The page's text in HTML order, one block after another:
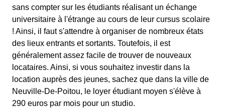
sans compter sur les étudiants réalisant un échange
universitaire à l'étrange au cours de leur cursus scolaire
! Ainsi, il faut s'attendre à organiser de nombreux états
des lieux entrants et sortants. Toutefois, il est
généralement assez facile de trouver de nouveaux
locataires. Ainsi, si vous souhaitez investir dans la
location auprès des jeunes, sachez que dans la ville de
Neuville-De-Poitou, le loyer étudiant moyen s'élève à
290 euros par mois pour un studio.